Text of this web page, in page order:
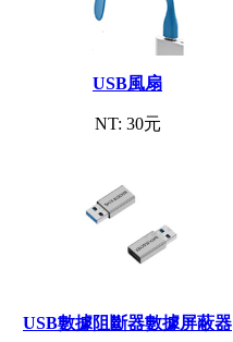
USB風扇
NT: 30元
USB數據阻斷器數據屏蔽器